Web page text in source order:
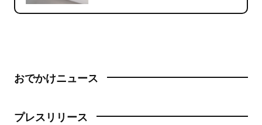
おでかけニュース
プレスリリース